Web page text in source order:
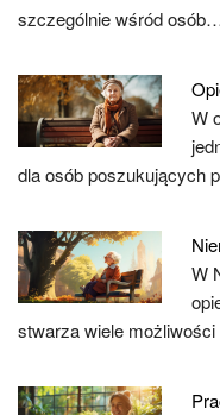
szczególnie wśród
W
dla osób poszukujących
W
stwarza wiele